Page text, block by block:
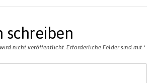
schreiben
nicht veröffentlicht.Erforderliche Felder sind mit *